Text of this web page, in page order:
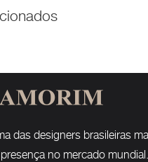
das designers brasileiras
no mercado